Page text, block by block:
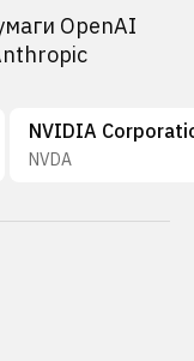
OpenAI
NVIDIA
NVDA